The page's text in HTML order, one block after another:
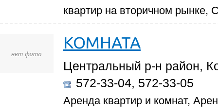
квартир на вторичном рынке,
КОМНАТА
Центральный р-н район,
572-33-04, 572-33-05
Аренда квартир и комнат,